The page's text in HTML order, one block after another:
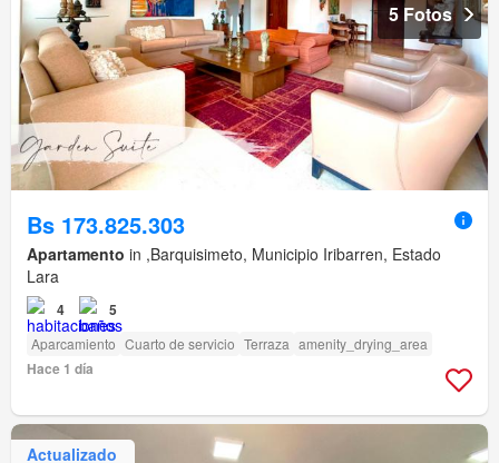
5 Fotos
Bs 173.825.303
Apartamento in ,Barquisimeto, Municipio Iribarren, Estado
Lara
4 5
Aparcamiento Cuarto de servicio Terraza amenity_drying_area
Hace 1 día
Actualizado